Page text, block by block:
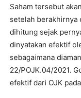
Saham tersebut
setelah berakhirnya
dihitung sejak
dinyatakan efektif
sebagaimana
22/POJK.04/2021.
efektif dari OJK